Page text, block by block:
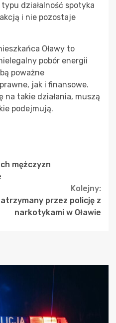
działalność spotyka
i nie pozostaje
Oławy to
pobór energii
poważne
jak i finansowe.
na takie działania, muszą
podejmują.
mężczyzn
Kolejny:
przez policję z
narkotykami w Oławie